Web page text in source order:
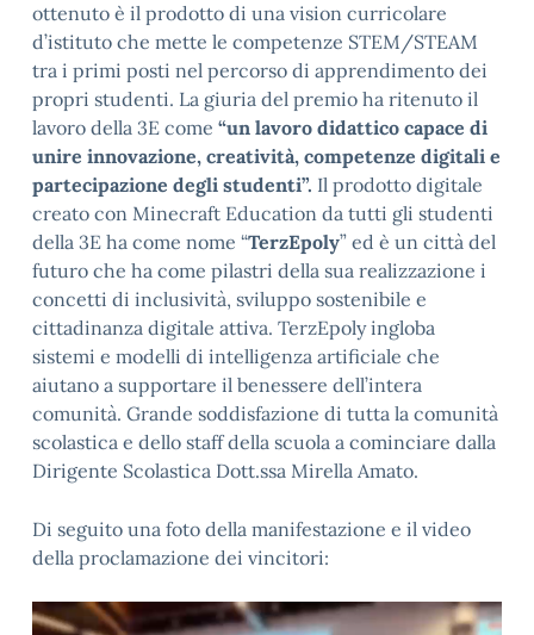
ottenuto è il prodotto di una vision curricolare
d’istituto che mette le competenze STEM/STEAM
tra i primi posti nel percorso di apprendimento dei
propri studenti. La giuria del premio ha ritenuto il
lavoro della 3E come “un lavoro didattico capace di
unire innovazione, creatività, competenze digitali e
partecipazione degli studenti”. Il prodotto digitale
creato con Minecraft Education da tutti gli studenti
della 3E ha come nome “TerzEpoly” ed è un città del
futuro che ha come pilastri della sua realizzazione i
concetti di inclusività, sviluppo sostenibile e
cittadinanza digitale attiva. TerzEpoly ingloba
sistemi e modelli di intelligenza artificiale che
aiutano a supportare il benessere dell’intera
comunità. Grande soddisfazione di tutta la comunità
scolastica e dello staff della scuola a cominciare dalla
Dirigente Scolastica Dott.ssa Mirella Amato.
Di seguito una foto della manifestazione e il video
della proclamazione dei vincitori:
Video